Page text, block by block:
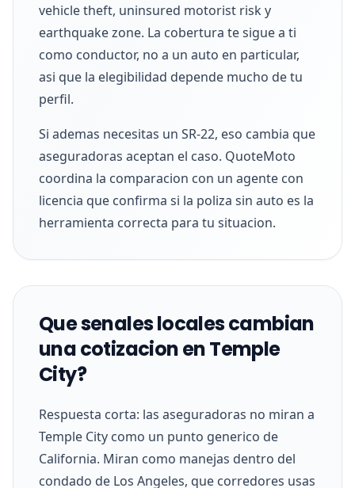
vehicle theft, uninsured motorist risk y
earthquake zone. La cobertura te sigue a ti
como conductor, no a un auto en particular,
asi que la elegibilidad depende mucho de tu
perfil.
Si ademas necesitas un SR-22, eso cambia que
aseguradoras aceptan el caso. QuoteMoto
coordina la comparacion con un agente con
licencia que confirma si la poliza sin auto es la
herramienta correcta para tu situacion.
Que senales locales cambian
una cotizacion en Temple
City?
Respuesta corta: las aseguradoras no miran a
Temple City como un punto generico de
California. Miran como manejas dentro del
condado de Los Angeles, que corredores usas